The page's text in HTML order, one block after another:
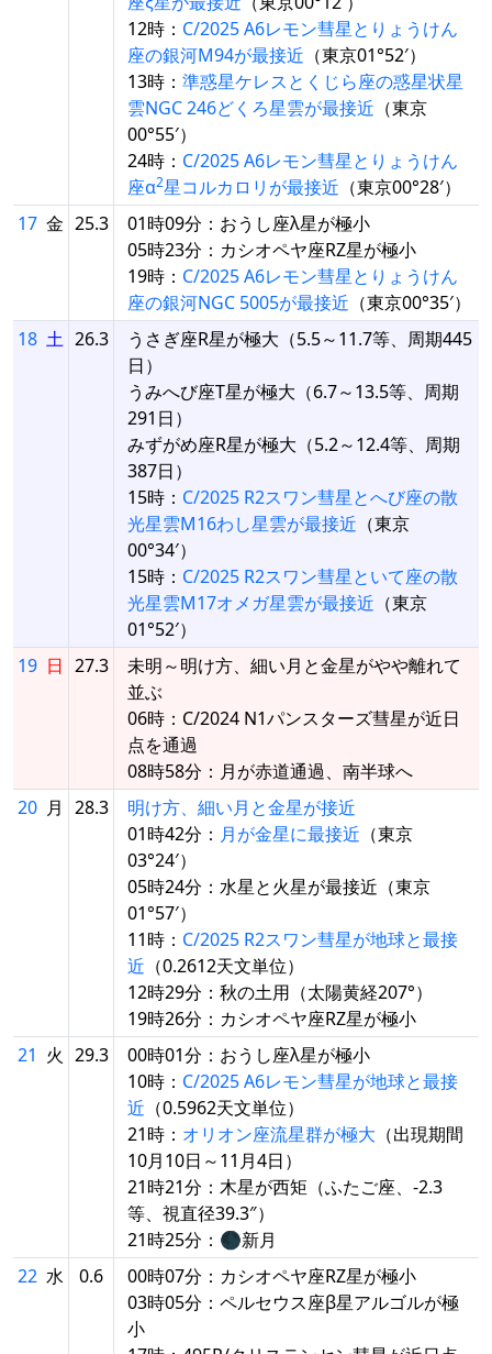
12時： C/2025 A6レモン彗星とりょうけん
座の銀河M94が最接近 （東京01°52′）
13時： 準惑星ケレスとくじら座の惑星状星
雲NGC 246どくろ星雲が最接近 （東京
00°55′）
24時： C/2025 A6レモン彗星とりょうけん
座α2星コルカロリが最接近 （東京00°28′）
17 金 25.3
01時09分：おうし座λ星が極小
05時23分：カシオペヤ座RZ星が極小
19時： C/2025 A6レモン彗星とりょうけん
座の銀河NGC 5005が最接近 （東京00°35′）
18 土 26.3
うさぎ座R星が極大（5.5～11.7等、周期445
日）
うみへび座T星が極大（6.7～13.5等、周期
291日）
みずがめ座R星が極大（5.2～12.4等、周期
387日）
15時： C/2025 R2スワン彗星とへび座の散
光星雲M16わし星雲が最接近 （東京
00°34′）
15時： C/2025 R2スワン彗星といて座の散
光星雲M17オメガ星雲が最接近 （東京
01°52′）
19 日 27.3
未明～明け方、細い月と金星がやや離れて
並ぶ
06時：C/2024 N1パンスターズ彗星が近日
点を通過
08時58分：月が赤道通過、南半球へ
20 月 28.3
明け方、細い月と金星が接近
01時42分： 月が金星に最接近 （東京
03°24′）
05時24分：水星と火星が最接近（東京
01°57′）
11時： C/2025 R2スワン彗星が地球と最接
近 （0.2612天文単位）
12時29分：秋の土用（太陽黄経207°）
19時26分：カシオペヤ座RZ星が極小
21 火 29.3
00時01分：おうし座λ星が極小
10時： C/2025 A6レモン彗星が地球と最接
近 （0.5962天文単位）
21時： オリオン座流星群が極大 （出現期間
10月10日～11月4日）
21時21分：木星が西矩（ふたご座、-2.3
等、視直径39.3″）
21時25分：🌑新月
22 水 0.6
00時07分：カシオペヤ座RZ星が極小
03時05分：ペルセウス座β星アルゴルが極
小